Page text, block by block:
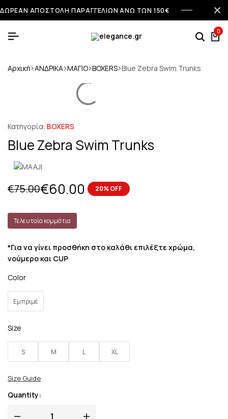
ΔΩΡΕΑΝ ΑΠΟΣΤΟΛΗ ΠΑΡΑΓΓΕΛΙΩΝ ΑΝΩ ΤΩΝ 150€
0
Αρχική ΑΝΔΡΙΚΑ ΜΑΓΙΟ BOXERS Blue Zebra Swim Trunks
Κατηγορία: BOXERS
Blue Zebra Swim Trunks
€75.00€60.00 20% OFF
Τελευταία κομμάτια
*Για να γίνει προσθήκη στο καλάθι επιλέξτε χρώμα,
νούμερο και CUP
Color
Εμπριμέ
Size
S M L XL
Size Guide
Quantity: